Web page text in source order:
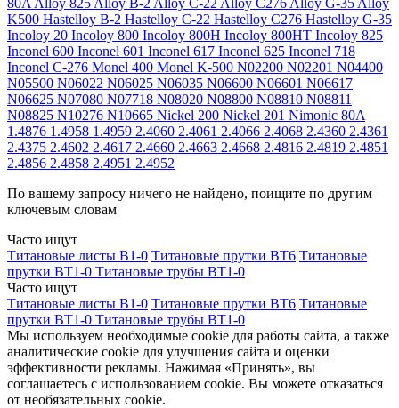
80A Alloy 825 Alloy B-2 Alloy C-22 Alloy C276 Alloy G-35 Alloy
K500 Hastelloy B-2 Hastelloy C-22 Hastelloy C276 Hastelloy G-35
Incoloy 20 Incoloy 800 Incoloy 800H Incoloy 800HT Incoloy 825
Inconel 600 Inconel 601 Inconel 617 Inconel 625 Inconel 718
Inconel C-276 Monel 400 Monel K-500 N02200 N02201 N04400
N05500 N06022 N06025 N06035 N06600 N06601 N06617
N06625 N07080 N07718 N08020 N08800 N08810 N08811
N08825 N10276 N10665 Nickel 200 Nickel 201 Nimonic 80A
1.4876 1.4958 1.4959 2.4060 2.4061 2.4066 2.4068 2.4360 2.4361
2.4375 2.4602 2.4617 2.4660 2.4663 2.4668 2.4816 2.4819 2.4851
2.4856 2.4858 2.4951 2.4952
По вашему запросу ничего не найдено, поищите по другим
ключевым словам
Часто ищут
Титановые листы В1-0 Титановые прутки ВТ6 Титановые
прутки ВТ1-0 Титановые трубы ВТ1-0
Часто ищут
Титановые листы В1-0 Титановые прутки ВТ6 Титановые
прутки ВТ1-0 Титановые трубы ВТ1-0
Мы используем необходимые cookie для работы сайта, а также
аналитические cookie для улучшения сайта и оценки
эффективности рекламы. Нажимая «Принять», вы
соглашаетесь с использованием cookie. Вы можете отказаться
от необязательных cookie.